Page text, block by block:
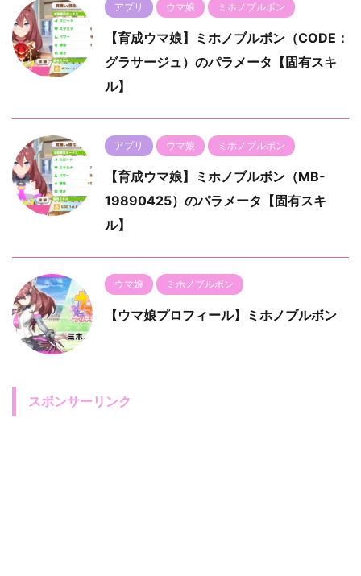
アプリ ウマ娘 ミホノブルボン
【育成ウマ娘】ミホノブルボン（CODE：
グラサージュ）のパラメータ【固有スキ
ル】
アプリ ウマ娘 ミホノブルボン
【育成ウマ娘】ミホノブルボン（MB-
19890425）のパラメータ【固有スキ
ル】
ウマ娘 ミホノブルボン
【ウマ娘プロフィール】ミホノブルボン
スポンサーリンク